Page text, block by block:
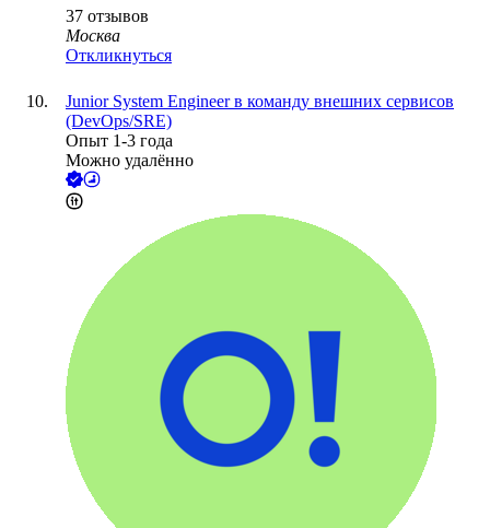
37 отзывов
Москва
Откликнуться
Junior System Engineer в команду внешних сервисов
(DevOps/SRE)
Опыт 1-3 года
Можно удалённо